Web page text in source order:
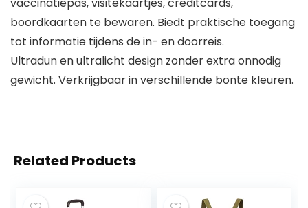
vaccinatiepas, visitekaartjes, creditcards,
boordkaarten te bewaren. Biedt praktische toegang
tot informatie tijdens de in- en doorreis.
Ultradun en ultralicht design zonder extra onnodig
gewicht. Verkrijgbaar in verschillende bonte kleuren.
Related Products